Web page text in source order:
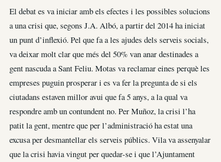
El debat es va iniciar amb els efectes i les possibles solucions
a una crisi que, segons J.A. Albó, a partir del 2014 ha iniciat
un punt d’inflexió. Pel que fa a les ajudes dels serveis socials,
va deixar molt clar que més del 50% van anar destinades a
gent nascuda a Sant Feliu. Motas va reclamar eines perquè les
empreses puguin prosperar i es va fer la pregunta de si els
ciutadans estaven millor avui que fa 5 anys, a la qual va
respondre amb un contundent no. Per Muñoz, la crisi l’ha
patit la gent, mentre que per l’administració ha estat una
excusa per desmantellar els serveis públics. Vila va assenyalar
que la crisi havia vingut per quedar-se i que l’Ajuntament